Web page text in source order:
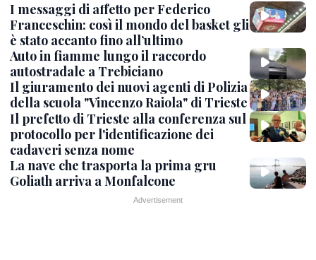
I messaggi di affetto per Federico
Franceschin: così il mondo del basket gli
è stato accanto fino all’ultimo
Auto in fiamme lungo il raccordo
autostradale a Trebiciano
Il giuramento dei nuovi agenti di Polizia
della scuola "Vincenzo Raiola" di Trieste
Il prefetto di Trieste alla conferenza sul
protocollo per l'identificazione dei
cadaveri senza nome
La nave che trasporta la prima gru
Goliath arriva a Monfalcone